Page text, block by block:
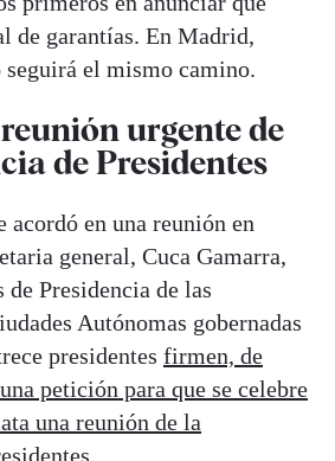
de garantías. En Madrid,
el mismo camino.
urgente de
de Presidentes
acordó en una reunión en
general, Cuca Gamarra,
de Presidencia de las
Autónomas gobernadas
presidentes firmen, de
petición para que se celebre
una reunión de la